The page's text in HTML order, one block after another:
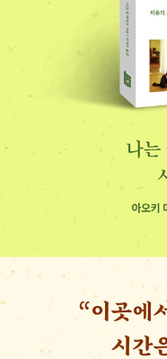
어도 그 볼펜이 카운터의
기꺼이 썼을 것입니다.
이 일은 왠지 모르게 제
면 기꺼이 받을 수 있지
건, 우리 사회에 깊이 뿌
과도 무관하지 않겠지요.
서비스나 계약을 통하지
강박관념이 잠재의식에
원예 가위를 보내주는 사
에 생겨난 계기는 저희의
그 ‘할 수 없음‘을 모두에
는 듯합니다. 『로이즈 뷰
림을 ‘속도 부족‘으로 치